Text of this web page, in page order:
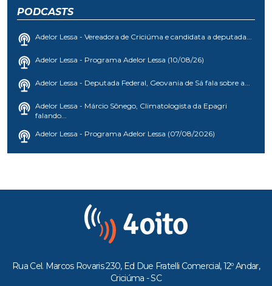
PODCASTS
Adelor Lessa - Vereadora de Criciúma e candidata a deputada...
Adelor Lessa - Programa Adelor Lessa (10/08/26)
Adelor Lessa - Deputada Federal, Geovania de Sá fala sobre a...
Adelor Lessa - Márcio Sônego, Climatologista da Epagri
falando...
Adelor Lessa - Programa Adelor Lessa (07/08/2026)
Rua Cel. Marcos Rovaris 230, Ed Due Fratelli Comercial, 12º Andar,
Criciúma - SC